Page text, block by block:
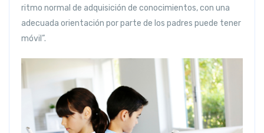
ritmo normal de adquisición de conocimientos, con una
adecuada orientación por parte de los padres puede tener
móvil”.